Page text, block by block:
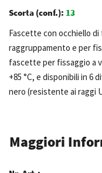
Scorta (conf.): 13
Fascette con occhiello
raggruppamento e per
fascette per fissaggio a
+85 °C, e disponibili in 6
nero (resistente ai raggi
Maggiori